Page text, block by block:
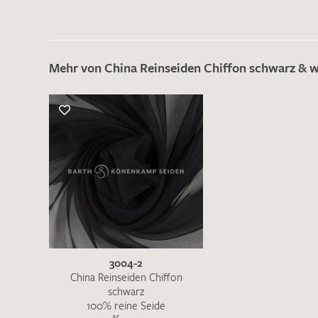
Mehr von China Reinseiden Chiffon schwarz &
3004-2
China Reinseiden Chiffon
schwarz
100% reine Seide